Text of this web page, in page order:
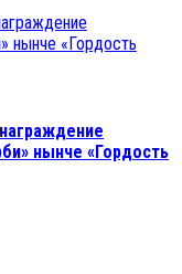
нынче «Гордость